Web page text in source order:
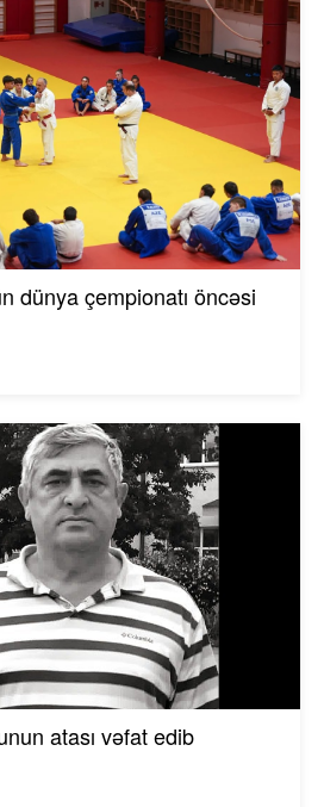
dünya çempionatı öncəsi
atası vəfat edib